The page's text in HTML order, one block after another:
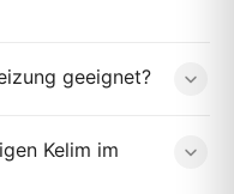
geeignet?
Kelim im